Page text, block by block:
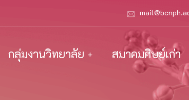
กลุ่มงานวิทยาลัย สมาคมศิษย์เก่า